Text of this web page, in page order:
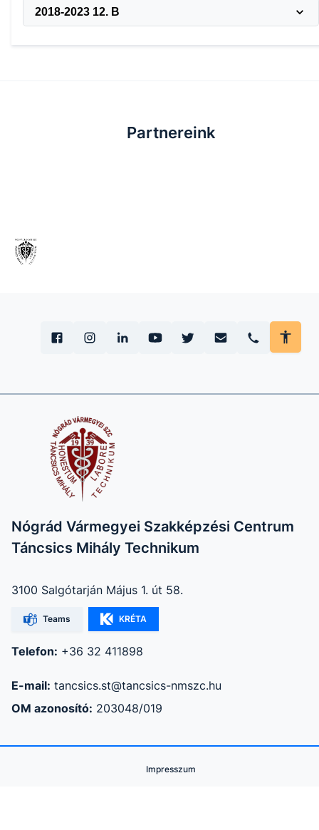
2018-2023 12. B
Partnereink
Nógrád Vármegyei Szakképzési Centrum
Táncsics Mihály Technikum
3100 Salgótarján Május 1. út 58.
Teams KRÉTA
Telefon: +36 32 411898
E-mail: tancsics.st@tancsics-nmszc.hu
OM azonosító: 203048/019
Impresszum